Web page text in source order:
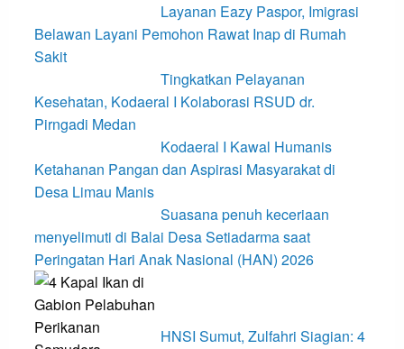
Layanan Eazy Paspor, Imigrasi
Belawan Layani Pemohon Rawat Inap di Rumah
Sakit
Tingkatkan Pelayanan
Kesehatan, Kodaeral I Kolaborasi RSUD dr.
Pirngadi Medan‎
Kodaeral I Kawal Humanis
Ketahanan Pangan dan Aspirasi Masyarakat di
Desa Limau Manis
Suasana penuh keceriaan
menyelimuti di Balai Desa Setiadarma saat
Peringatan Hari Anak Nasional (HAN) 2026
HNSI Sumut, Zulfahri Siagian: 4